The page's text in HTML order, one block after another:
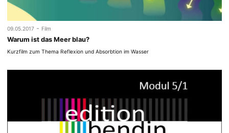
09.05.2017 - Film
Warum ist das Meer blau?
Kurzfilm zum Thema Reflexion und Absorbtion im Wasser